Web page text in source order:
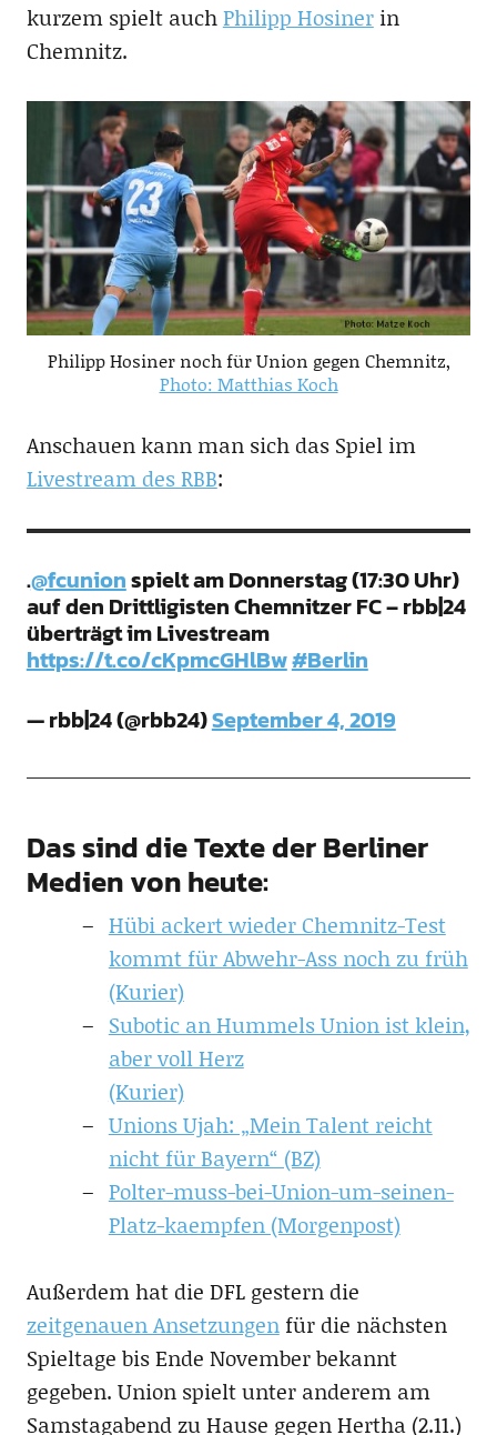
kurzem spielt auchPhilipp Hosinerin
Chemnitz.
Philipp Hosiner noch für Union gegen Chemnitz,
Photo: Matthias Koch
Anschauen kann man sich das Spiel im
Livestream des RBB:
.@fcunionspielt am Donnerstag (17:30 Uhr)
auf den Drittligisten Chemnitzer FC – rbb|24
überträgt im Livestream
https://t.co/cKpmcGHlBw#Berlin
— rbb|24 (@rbb24)September 4, 2019
Das sind die Texte der Berliner
Medien von heute:
Hübi ackert wieder Chemnitz-Test
kommt für Abwehr-Ass noch zu früh
(Kurier)
Subotic an Hummels Union ist klein,
aber voll Herz
(Kurier)
Unions Ujah: „Mein Talent reicht
nicht für Bayern“ (BZ)
Polter-muss-bei-Union-um-seinen-
Platz-kaempfen (Morgenpost)
Außerdem hat die DFL gestern die
zeitgenauen Ansetzungenfür die nächsten
Spieltage bis Ende November bekannt
gegeben. Union spielt unter anderem am
Samstagabend zu Hause gegen Hertha (2.11.)